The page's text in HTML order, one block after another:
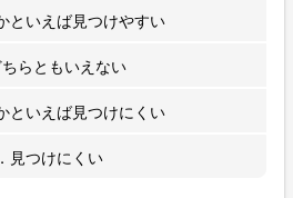
といえば見つけやすい
らともいえない
といえば見つけにくい
見つけにくい